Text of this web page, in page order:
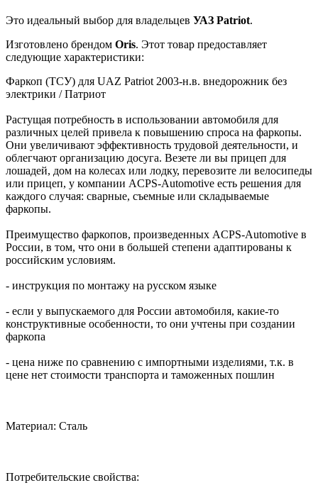
Это идеальный выбор для владельцев УАЗ Patriot.
Изготовлено брендом Oris. Этот товар предоставляет
следующие характеристики:
Фаркоп (ТСУ) для UAZ Patriot 2003-н.в. внедорожник без
электрики / Патриот
Растущая потребность в использовании автомобиля для
различных целей привела к повышению спроса на фаркопы.
Они увеличивают эффективность трудовой деятельности, и
облегчают организацию досуга. Везете ли вы прицеп для
лошадей, дом на колесах или лодку, перевозите ли велосипеды
или прицеп, у компании ACPS-Automotive есть решения для
каждого случая: сварные, съемные или складываемые
фаркопы.
Преимущество фаркопов, произведенных ACPS-Automotive в
России, в том, что они в большей степени адаптированы к
российским условиям.
- инструкция по монтажу на русском языке
- если у выпускаемого для России автомобиля, какие-то
конструктивные особенности, то они учтены при создании
фаркопа
- цена ниже по сравнению с импортными изделиями, т.к. в
цене нет стоимости транспорта и таможенных пошлин
Материал: Сталь
Потребительские свойства: